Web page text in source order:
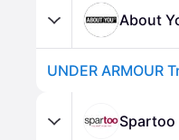
About
UNDER ARMOUR
Spartoo